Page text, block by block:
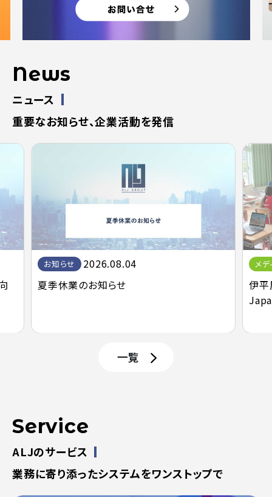
News
ニュース
重要なお知らせ、企業活動を発信
お知らせ
2026.08.04
夏季休業のお知らせ
メデ
伊平
一覧
Service
ALJのサービス
業務に寄り添ったシステムをワンストップで